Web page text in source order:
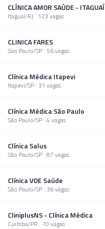
CLÍNICA AMOR SAÚDE - ITAGUAÍ
Itaguaí/RJ · 123 vagas
CLINICA FARES
Sao Paulo/SP · 56vagas
Clínica Médica Itapevi
Itapevi/SP · 31 vagas
Clínica Médica São Paulo
São Paulo/SP · 4 vagas
Clínica Salus
São Paulo/SP · 87 vagas
Clínica VOE Saúde
São Paulo/SP · 36vagas
CliniplusNS - Clínica Médica
Curitiba/PR · 70 vagas